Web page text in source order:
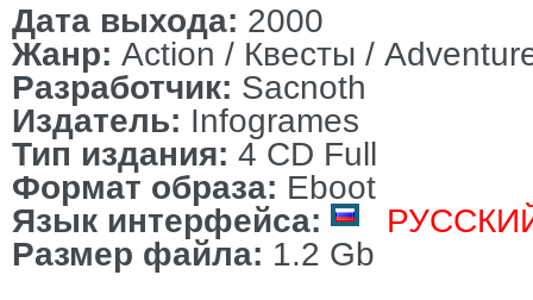
Дата выхода: 2000
Жанр: Action / Квесты /
Разработчик: Sacnoth
Издатель: Infogrames
Тип издания: 4 CD Full
Формат образа: Eboot
Язык интерфейса:
Размер файла: 1.2 Gb